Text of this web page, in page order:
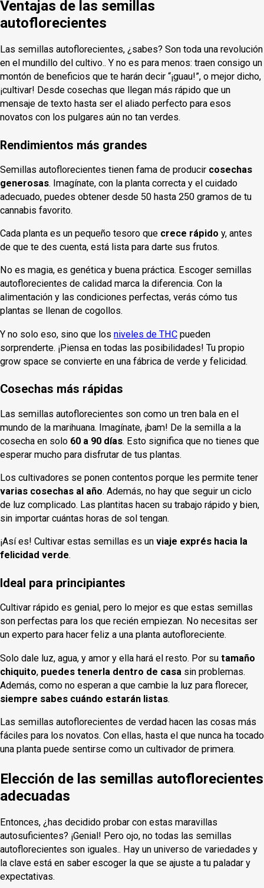
Ventajas de las semillas
autoflorecientes
Las semillas autoflorecientes, ¿sabes? Son toda una revolución
en el mundillo del cultivo.. Y no es para menos: traen consigo un
montón de beneficios que te harán decir “¡guau!”, o mejor dicho,
¡cultivar! Desde cosechas que llegan más rápido que un
mensaje de texto hasta ser el aliado perfecto para esos
novatos con los pulgares aún no tan verdes.
Rendimientos más grandes
Semillas autoflorecientes tienen fama de producir cosechas
generosas. Imagínate, con la planta correcta y el cuidado
adecuado, puedes obtener desde 50 hasta 250 gramos de tu
cannabis favorito.
Cada planta es un pequeño tesoro que crece rápido y, antes
de que te des cuenta, está lista para darte sus frutos.
No es magia, es genética y buena práctica. Escoger semillas
autoflorecientes de calidad marca la diferencia. Con la
alimentación y las condiciones perfectas, verás cómo tus
plantas se llenan de cogollos.
Y no solo eso, sino que los niveles de THC pueden
sorprenderte. ¡Piensa en todas las posibilidades! Tu propio
grow space se convierte en una fábrica de verde y felicidad.
Cosechas más rápidas
Las semillas autoflorecientes son como un tren bala en el
mundo de la marihuana. Imagínate, ¡bam! De la semilla a la
cosecha en solo 60 a 90 días. Esto significa que no tienes que
esperar mucho para disfrutar de tus plantas.
Los cultivadores se ponen contentos porque les permite tener
varias cosechas al año. Además, no hay que seguir un ciclo
de luz complicado. Las plantitas hacen su trabajo rápido y bien,
sin importar cuántas horas de sol tengan.
¡Así es! Cultivar estas semillas es un viaje exprés hacia la
felicidad verde.
Ideal para principiantes
Cultivar rápido es genial, pero lo mejor es que estas semillas
son perfectas para los que recién empiezan. No necesitas ser
un experto para hacer feliz a una planta autofloreciente.
Solo dale luz, agua, y amor y ella hará el resto. Por su tamaño
chiquito, puedes tenerla dentro de casa sin problemas.
Además, como no esperan a que cambie la luz para florecer,
siempre sabes cuándo estarán listas.
Las semillas autoflorecientes de verdad hacen las cosas más
fáciles para los novatos. Con ellas, hasta el que nunca ha tocado
una planta puede sentirse como un cultivador de primera.
Elección de las semillas autoflorecientes
adecuadas
Entonces, ¿has decidido probar con estas maravillas
autosuficientes? ¡Genial! Pero ojo, no todas las semillas
autoflorecientes son iguales.. Hay un universo de variedades y
la clave está en saber escoger la que se ajuste a tu paladar y
expectativas.